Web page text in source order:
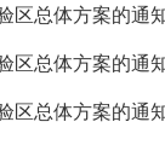
区总体方案的通
区总体方案的通
区总体方案的通